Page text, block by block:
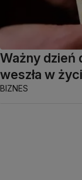
Ważny dzień
weszła w
BIZNES